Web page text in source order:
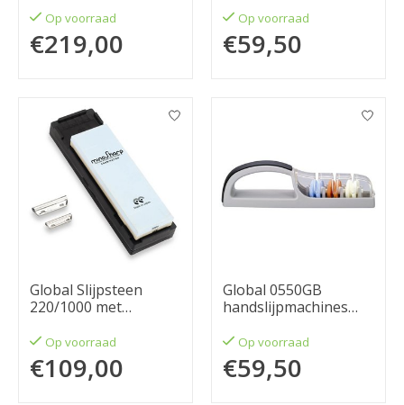
Op voorraad
€219,00
Op voorraad
€59,50
Global Slijpsteen
220/1000 met
Op voorraad
€109,00
Global 0550GB
handslijpmachines
Op voorraad
€59,50